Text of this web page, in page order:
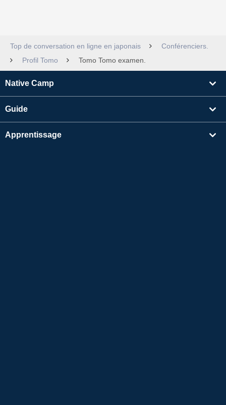
Top de conversation en ligne en japonais
Conférenciers.
Profil Tomo
Tomo Tomo examen.
Native Camp
Guide
Apprentissage